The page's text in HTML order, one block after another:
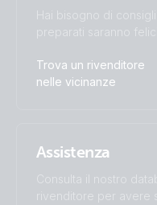
Orion-Tr Smart 24/
Orion-Tr Smart 24/
Hai bisogno di
preparati saranno felici
Trova un rivenditore
nelle vicinanze
Assistenza
Consulta il nostro
rivenditore per avere